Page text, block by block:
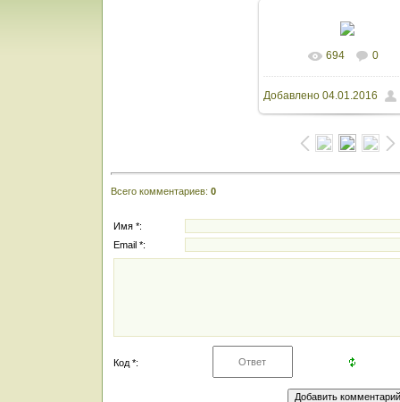
В реальном
1600x1200/ 164.9Kb
694 0
Добавлено04.01.2016
Всего комментариев: 0
Имя *:
Email *:
Код *: